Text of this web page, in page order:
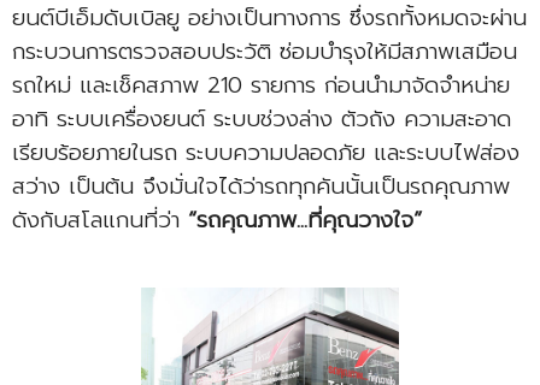
ยนต์บีเอ็มดับเบิลยู อย่างเป็นทางการ ซึ่งรถทั้งหมดจะผ่าน
กระบวนการตรวจสอบประวัติ ซ่อมบำรุงให้มีสภาพเสมือน
รถใหม่ และเช็คสภาพ 210 รายการ ก่อนนำมาจัดจำหน่าย
อาทิ ระบบเครื่องยนต์ ระบบช่วงล่าง ตัวถัง ความสะอาด
เรียบร้อยภายในรถ ระบบความปลอดภัย และระบบไฟส่อง
สว่าง เป็นต้น จึงมั่นใจได้ว่ารถทุกคันนั้นเป็นรถคุณภาพ
ดังกับสโลแกนที่ว่า “รถคุณภาพ...ที่คุณวางใจ”